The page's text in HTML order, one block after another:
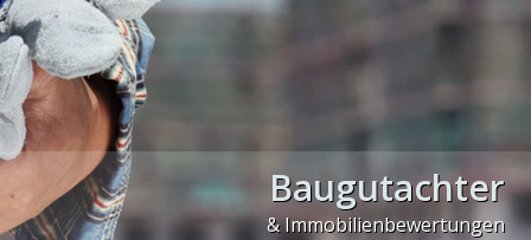
Gutachter in Köln
Gutachter in München
Gutachter in Stuttgart
PLZ Gebiet 0
PLZ Gebiet 1
Ingenieurbüro Marquardt
Baugutachter
& Immobilienbewertungen